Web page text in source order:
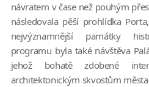
návratem v čase než pouhým
následovala pěší prohlídka
nejvýznamnější památky
programu byla také návštěva
jehož bohatě zdobené
architektonickým skvostům